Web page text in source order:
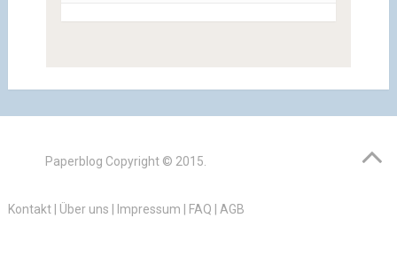
Paperblog Copyright © 2015.
Kontakt| Über uns Impressum FAQ AGB